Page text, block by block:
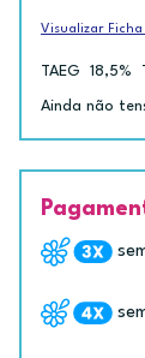
Visualizar
TAEG 18,5%
Ainda não